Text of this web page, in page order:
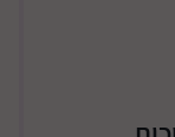
(מצריך אישור